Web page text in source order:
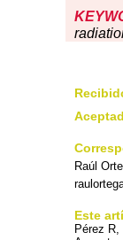
Raúl
Este
Pérez